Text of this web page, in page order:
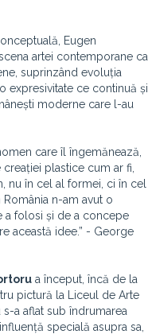
Eugen
artei contemporane ca
suprinzând evoluția
expresivitate ce continuă și
moderne care l-au
care îl îngemănează,
plastice cum ar fi,
nu în cel al formei, ci în cel
n-am avut o
a folosi și de a concepe
această idee.” - George
a început, încă de la
pictură la Liceul de Arte
s-a aflat sub îndrumarea
specială asupra sa,